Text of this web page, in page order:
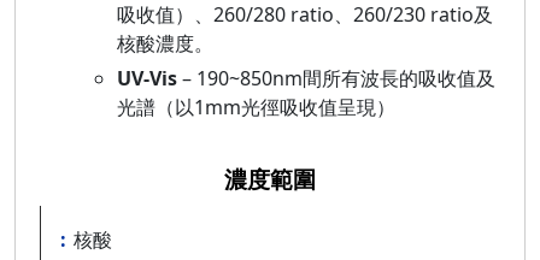
吸收值）、260/280 ratio、260/230 ratio及
核酸濃度。
UV-Vis– 190~850nm間所有波長的吸收值及
光譜（以1mm光徑吸收值呈現）
濃度範圍
核酸